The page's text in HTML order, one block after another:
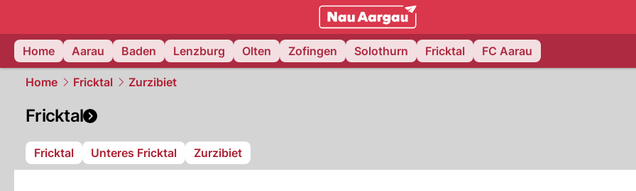
mittelland.NAU.ch
Home
Aarau Baden Lenzburg Olten Zofingen Solothurn Fricktal FC Aarau
Home Fricktal Zurzibiet
Fricktal
Fricktal Unteres Fricktal Zurzibiet